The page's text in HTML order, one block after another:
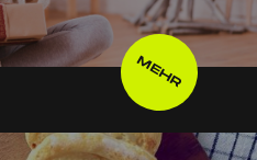
MEHR